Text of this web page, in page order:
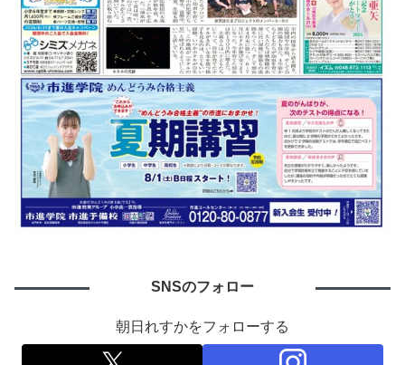
SNSのフォロー
朝日れすかをフォローする